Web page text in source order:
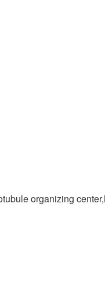
organizing